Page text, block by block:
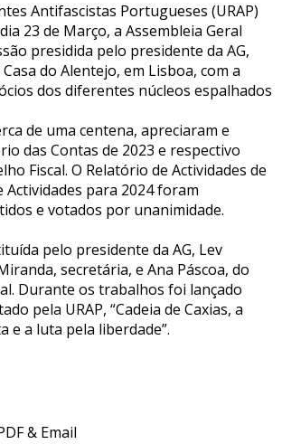
Antifascistas Portugueses (URAP)
23 de Março, a Assembleia Geral
presidida pelo presidente da AG,
do Alentejo, em Lisboa, com a
dos diferentes núcleos espalhados
de uma centena, apreciaram e
das Contas de 2023 e respectivo
Fiscal. O Relatório de Actividades de
Actividades para 2024 foram
e votados por unanimidade.
pelo presidente da AG, Lev
secretária, e Ana Páscoa, do
Durante os trabalhos foi lançado
pela URAP, “Cadeia de Caxias, a
e a luta pela liberdade”.